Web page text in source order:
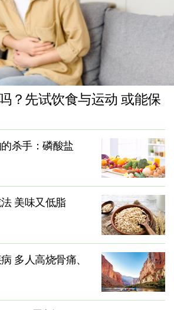
？先试饮食与运动 或能保
杀手：磷酸盐
美味又低脂
多人高烧骨痛、